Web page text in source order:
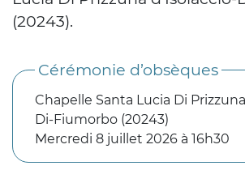
(20243).
Cérémonie d’obsèques
Chapelle Santa Lucia Di
Di-Fiumorbo (20243)
Mercredi 8 juillet 2026 à 16h30